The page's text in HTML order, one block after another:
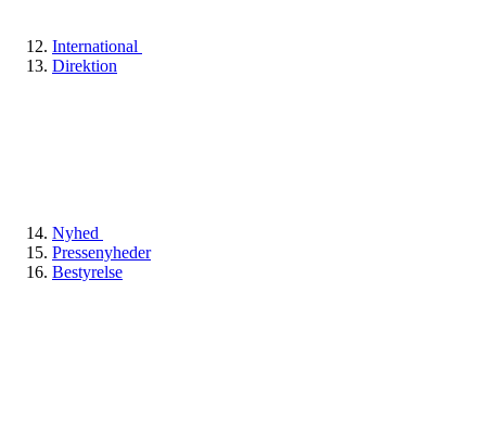
International
Direktion
Nyhed
Pressenyheder
Bestyrelse